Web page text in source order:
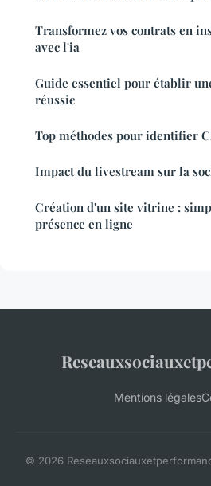
Transformez vos contrats en
avec l'ia
Guide essentiel pour établir
réussie
Top méthodes pour identifier
Impact du livestream sur la
Création d'un site vitrine :
présence en ligne
Mentions légales
© 2026